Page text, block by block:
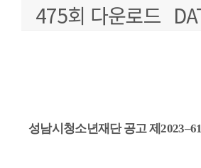
475회 다운로드
성남시청소년재단 공고 제2023–61